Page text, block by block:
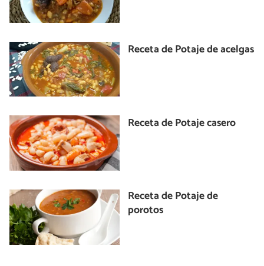
Receta de Potaje de acelgas
Receta de Potaje casero
Receta de Potaje de
porotos